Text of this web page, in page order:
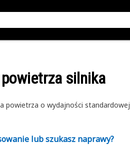
silnika
powietrza o wydajności standardowej
lub szukasz naprawy?